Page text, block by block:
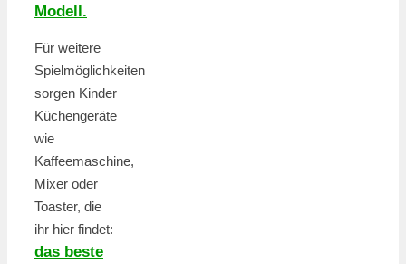
Modell.
Für weitere
Spielmöglichkeiten
sorgen Kinder
Küchengeräte
wie
Kaffeemaschine,
Mixer oder
Toaster, die
ihr hier findet:
das beste